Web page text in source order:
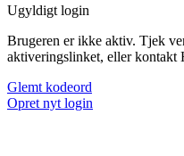
Ugyldigt login
Brugeren er ikke aktiv. Tjek
aktiveringslinket, eller
Glemt kodeord
Opret nyt login